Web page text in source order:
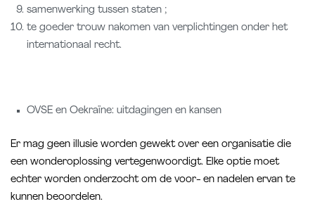
samenwerking tussen staten ;
te goeder trouw nakomen van verplichtingen onder het
internationaal recht.
OVSE en Oekraïne: uitdagingen en kansen
Er mag geen illusie worden gewekt over een organisatie die
een wonderoplossing vertegenwoordigt. Elke optie moet
echter worden onderzocht om de voor- en nadelen ervan te
kunnen beoordelen.